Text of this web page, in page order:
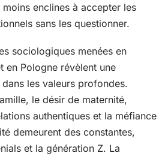
enclines à accepter les
sans les questionner.
sociologiques menées en
en Pologne révèlent une
les valeurs profondes.
le désir de maternité,
authentiques et la méfiance
demeurent des constantes,
et la génération Z. La